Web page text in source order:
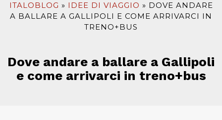
ITALOBLOG IDEE DI VIAGGIO
DOVE ANDARE
A BALLARE A GALLIPOLI E COME ARRIVARCI IN
TRENO+BUS
Dove andare a ballare a Gallipoli
e come arrivarci in treno+bus